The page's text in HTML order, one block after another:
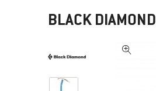
BLACK DIAMOND